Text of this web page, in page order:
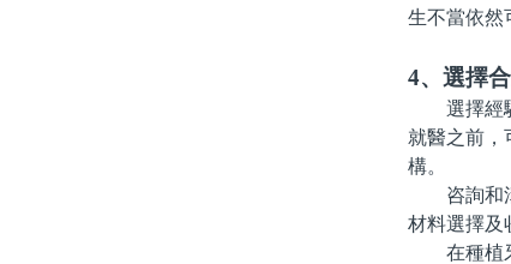
生不當依然
4、選擇
選擇經驗
就醫之前，
構。
咨詢和溝
材料選擇及
在種植牙